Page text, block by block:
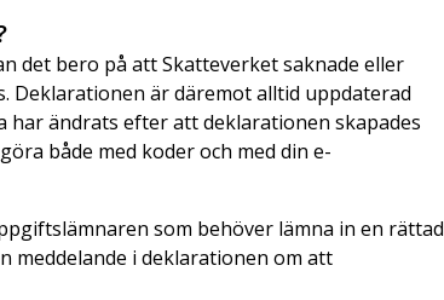
det bero på att Skatteverket saknade eller
Deklarationen är däremot alltid uppdaterad
ändrats efter att deklarationen skapades
både med koder och med din e-
som behöver lämna in en rättad
meddelande i deklarationen om att